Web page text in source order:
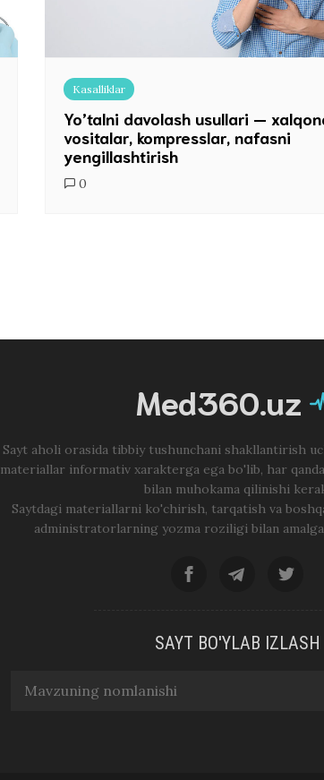
Kasalliklar
Yo’talni davolash usullari —
vositalar, kompresslar, nafasni
yengillashtirish
0
Med360.uz
Sayt aholi orasida tibbiy tushunchani shakllantirish
materiallar informativ xarakterga ega bo'lib, har
bilan muhokama qilinishi
Saytdagi materiallarni ko'chirish, tarqatish va
administratorlarning yozma roziligi bilan
SAYT BO'YLAB IZLASH